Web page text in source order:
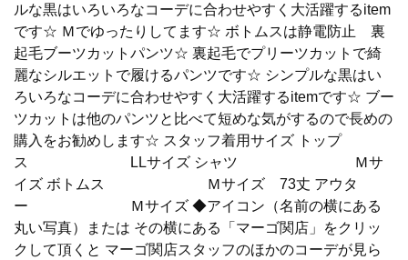
ルな黒はいろいろなコーデに合わせやすく大活躍するitem
です☆ Ｍでゆったりしてます☆ ボトムスは静電防止 裏
起毛ブーツカットパンツ☆ 裏起毛でプリーツカットで綺
麗なシルエットで履けるパンツです☆ シンプルな黒はい
ろいろなコーデに合わせやすく大活躍するitemです☆ ブー
ツカットは他のパンツと比べて短めな気がするので長めの
購入をお勧めします☆ スタッフ着用サイズ トップ
ス LLサイズ シャツ Ｍサ
イズ ボトムス Ｍサイズ 73丈 アウタ
ー Ｍサイズ ◆アイコン（名前の横にある
丸い写真）または その横にある「マーゴ関店」をクリッ
クして頂くと マーゴ関店スタッフのほかのコーデが見ら